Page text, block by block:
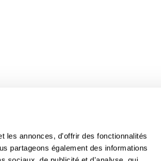
les annonces, d'offrir des fonctionnalités
partageons également des informations